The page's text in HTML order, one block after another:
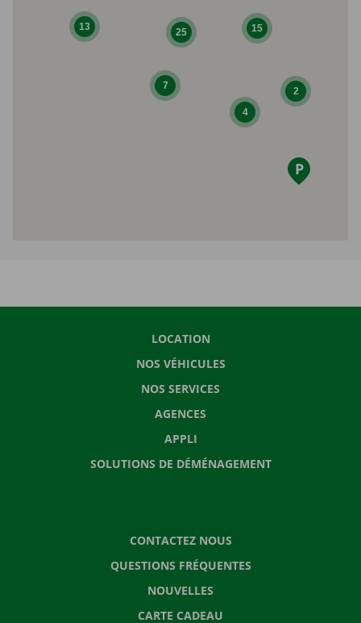
25 15
13
7
4
2
LOCATION
NOS VÉHICULES
NOS SERVICES
AGENCES
APPLI
SOLUTIONS DE DÉMÉNAGEMENT
CONTACTEZ NOUS
QUESTIONS FRÉQUENTES
NOUVELLES
CARTE CADEAU